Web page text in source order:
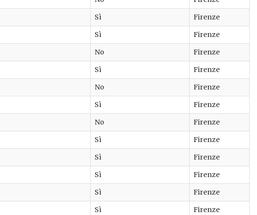
Sì
Firenze
Sì
Firenze
No
Firenze
Sì
Firenze
No
Firenze
Sì
Firenze
No
Firenze
Sì
Firenze
Sì
Firenze
Sì
Firenze
Sì
Firenze
Sì
Firenze